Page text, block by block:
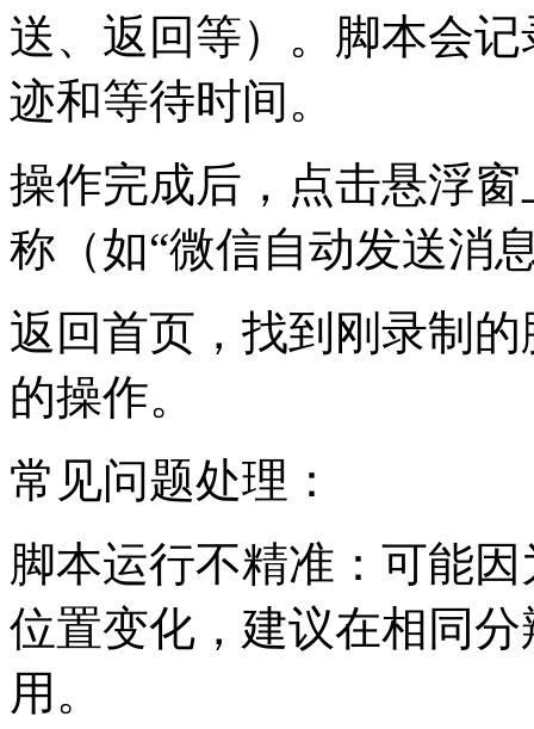
送、返回等）。脚本会
迹和等待时间。
操作完成后，点击悬浮
称（如“微信自动发送消
返回首页，找到刚录制
的操作。
常见问题处理：
脚本运行不精准：可能
位置变化，建议在相同
用。